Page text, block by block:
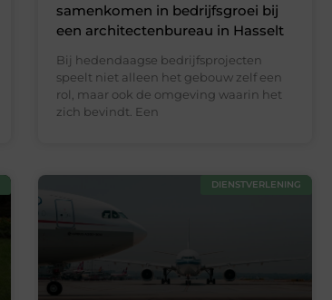
samenkomen in bedrijfsgroei bij
een architectenbureau in Hasselt
Bij hedendaagse bedrijfsprojecten
speelt niet alleen het gebouw zelf een
rol, maar ook de omgeving waarin het
zich bevindt. Een
DIENSTVERLENING